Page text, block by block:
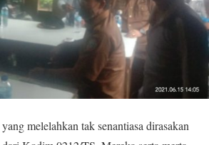
melelahkan tak senantiasa dirasakan